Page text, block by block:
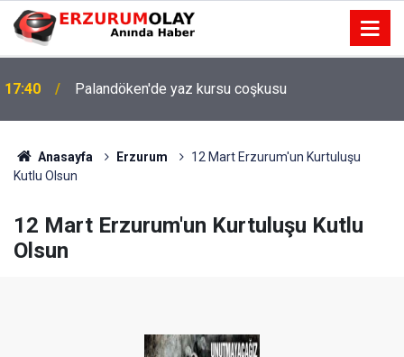
17:40 Palandöken'de yaz kursu coşkusu
Anasayfa Erzurum
12 Mart Erzurum'un Kurtuluşu
Kutlu Olsun
12 Mart Erzurum'un Kurtuluşu Kutlu
Olsun